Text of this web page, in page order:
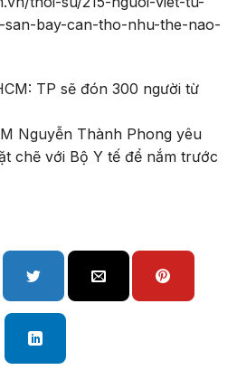
bay-can-tho-nhu-the-nao-
Nguyễn Thành Phong yêu
chẽ với Bộ Y tế để nắm trước